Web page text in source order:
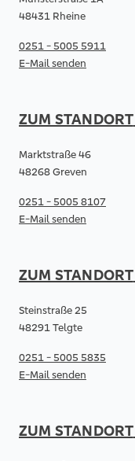
48431 Rheine
0251 - 5005 5911
E-Mail senden
ZUM STANDORT
Marktstraße 46
48268 Greven
0251 - 5005 8107
E-Mail senden
ZUM STANDORT
Steinstraße 25
48291 Telgte
0251 - 5005 5835
E-Mail senden
ZUM STANDORT